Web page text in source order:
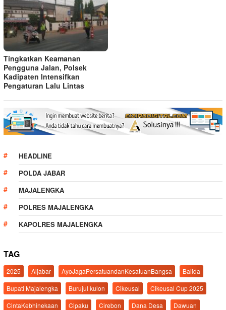
Tingkatkan Keamanan
Pengguna Jalan, Polsek
Kadipaten Intensifkan
Pengaturan Lalu Lintas
HEADLINE
POLDA JABAR
MAJALENGKA
POLRES MAJALENGKA
KAPOLRES MAJALENGKA
TAG
2025 Aljabar AyoJagaPersatuandanKesatuanBangsa
Balida
Bupati Majalengka
Burujul kulon Cikeusal
Cikeusal Cup 2025
CintaKebhinekaan
Cipaku Cirebon Dana Desa
Dawuan